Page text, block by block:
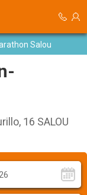
Salou
16 SALOU